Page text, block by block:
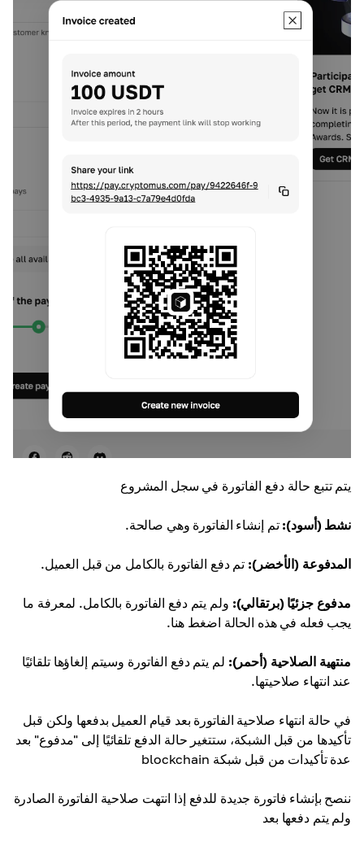
يتم تتبع حالة دفع الفاتورة في سجل المشروع
نشط (أسود): تم إنشاء الفاتورة وهي صالحة.
المدفوعة (الأخضر): تم دفع الفاتورة بالكامل من قبل العميل.
مدفوع جزئيًا (برتقالي): ولم يتم دفع الفاتورة بالكامل. لمعرفة ما
يجب فعله في هذه الحالة اضغط هنا.
منتهية الصلاحية (أحمر): لم يتم دفع الفاتورة وسيتم إلغاؤها تلقائيًا
عند انتهاء صلاحيتها.
في حالة انتهاء صلاحية الفاتورة بعد قيام العميل بدفعها ولكن قبل
تأكيدها من قبل الشبكة، ستتغير حالة الدفع تلقائيًا إلى "مدفوع" بعد
عدة تأكيدات من قبل شبكة blockchain
ننصح بإنشاء فاتورة جديدة للدفع إذا انتهت صلاحية الفاتورة الصادرة
ولم يتم دفعها بعد